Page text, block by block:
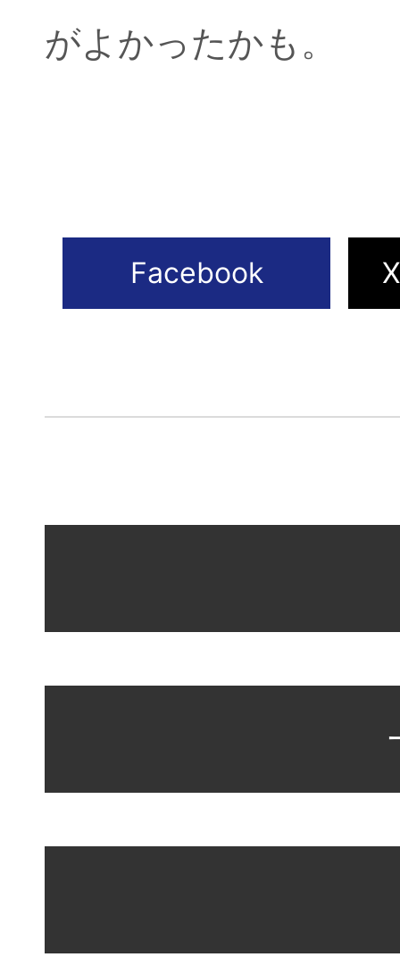
がよかったかも。